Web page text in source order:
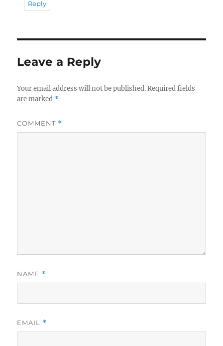
Reply
Leave a Reply
Your email address will not be published. Required fields
are marked *
COMMENT *
NAME *
EMAIL *